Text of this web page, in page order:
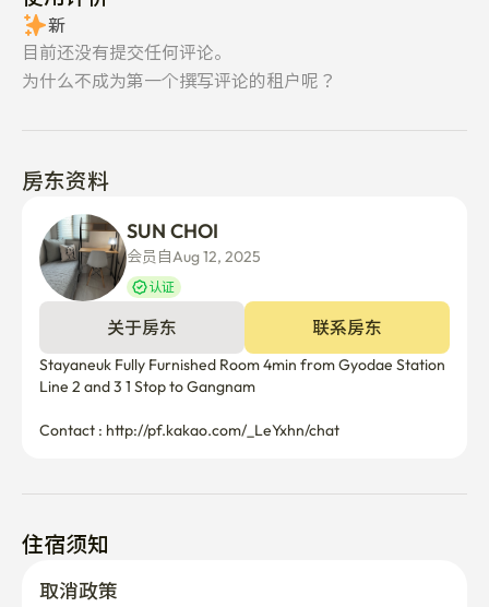
新
目前还没有提交任何评论。
为什么不成为第一个撰写评论的租户呢？
房东资料
SUN CHOI
会员自Aug 12, 2025
认证
关于房东 联系房东
Stayaneuk Fully Furnished Room 4min from Gyodae Station
Line 2 and 3 1 Stop to Gangnam
Contact : http://pf.kakao.com/_LeYxhn/chat
住宿须知
取消政策